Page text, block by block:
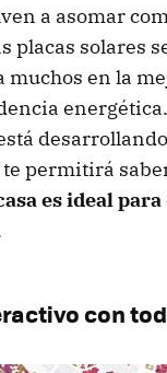
a asomar
placas solares
en la
permitirá
es ideal
con